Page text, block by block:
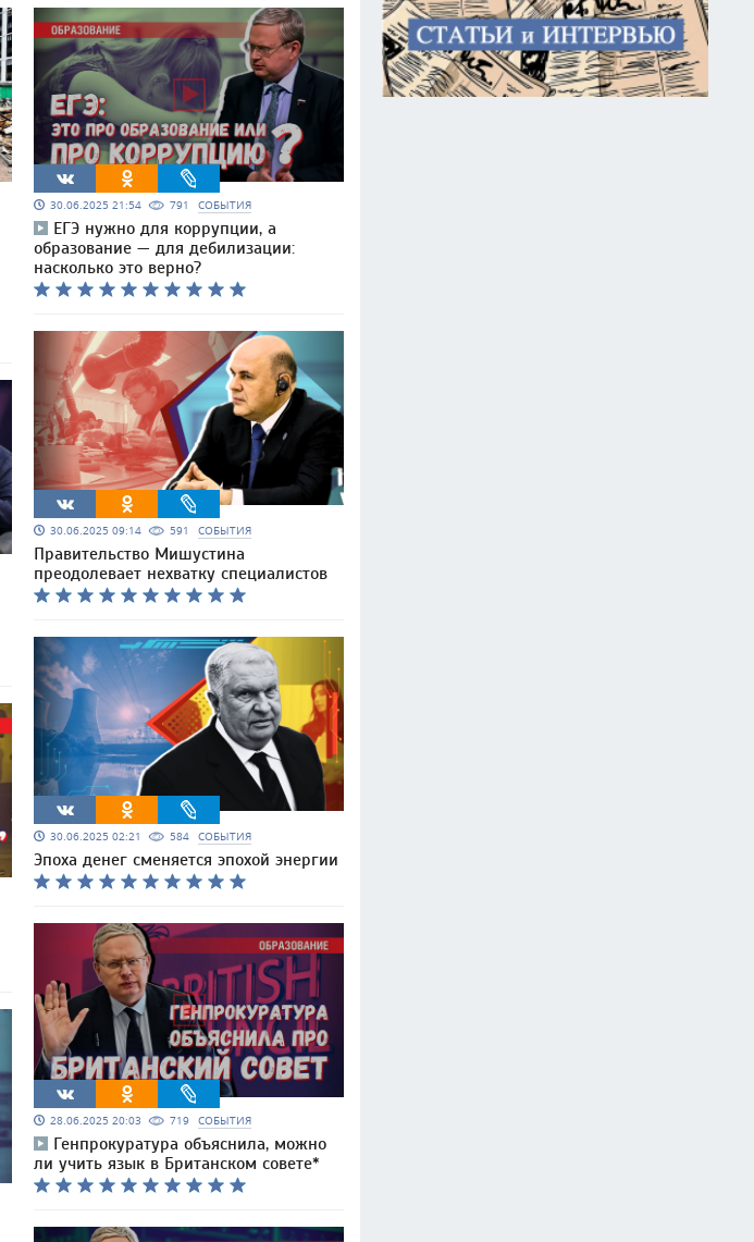
30.06.2025 21:54 791 СОБЫТИЯ
ЕГЭ нужно для коррупции, а
образование — для дебилизации:
насколько это верно?
30.06.2025 09:14 591 СОБЫТИЯ
Правительство Мишустина
преодолевает нехватку специалистов
30.06.2025 02:21 584 СОБЫТИЯ
Эпоха денег сменяется эпохой энергии
28.06.2025 20:03 719 СОБЫТИЯ
Генпрокуратура объяснила, можно
ли учить язык в Британском совете*